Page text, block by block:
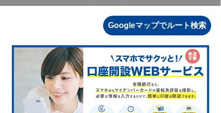
Googleマップでルート検索